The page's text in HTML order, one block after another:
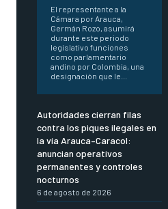
El representante a la
Cámara por Arauca,
Germán Rozo, asumirá
durante este periodo
legislativo funciones
como parlamentario
andino por Colombia, una
designación que le...
Autoridades cierran filas
contra los piques ilegales en
la vía Arauca–Caracol:
anuncian operativos
permanentes y controles
nocturnos
6 de agosto de 2026